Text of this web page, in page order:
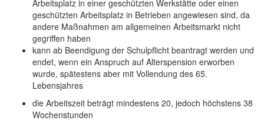
Arbeitsplatz in einer geschützten Werkstätte oder einen
geschützten Arbeitsplatz in Betrieben angewiesen sind, da
andere Maßnahmen am allgemeinen Arbeitsmarkt nicht
gegriffen haben
kann ab Beendigung der Schulpflicht beantragt werden und
endet, wenn ein Anspruch auf Alterspension erworben
wurde, spätestens aber mit Vollendung des 65.
Lebensjahres
die Arbeitszeit beträgt mindestens 20, jedoch höchstens 38
Wochenstunden